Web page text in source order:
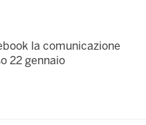
la comunicazione
22 gennaio